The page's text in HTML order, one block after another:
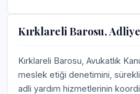
Kırklareli Barosu,
Kırklareli Barosu, Avukatlık
meslek etiği denetimini, sürekli
adli yardım hizmetlerinin